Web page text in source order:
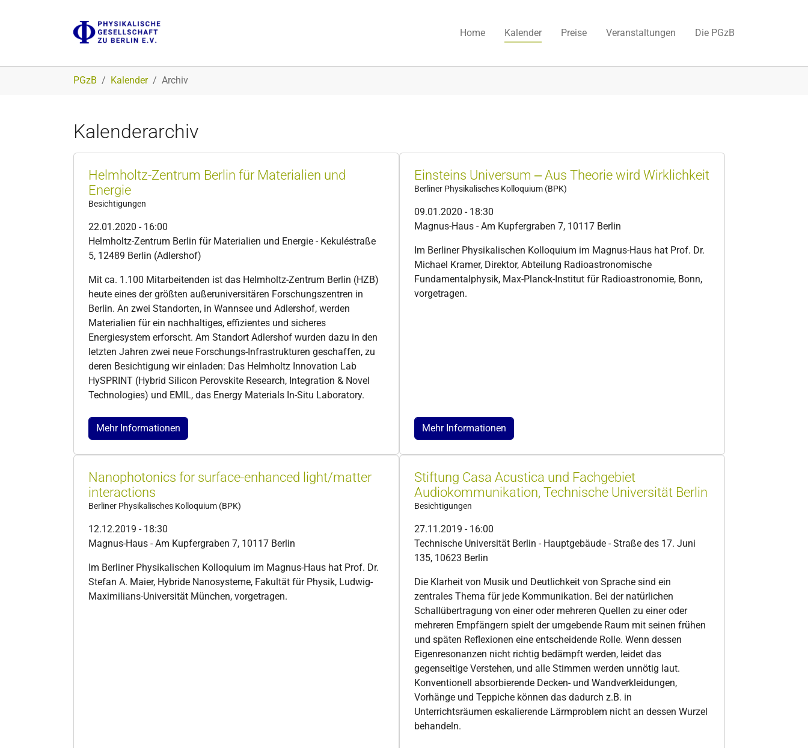
Home Kalender Preise Veranstaltungen Die PGzB
PGzB Kalender Archiv
Kalenderarchiv
Helmholtz-Zentrum Berlin für Materialien und
Energie
Besichtigungen
22.01.2020 - 16:00
Helmholtz-Zentrum Berlin für Materialien und Energie - Kekuléstraße
5, 12489 Berlin (Adlershof)
Mit ca. 1.100 Mitarbeitenden ist das Helmholtz-Zentrum Berlin (HZB)
heute eines der größten außeruniversitären Forschungszentren in
Berlin. An zwei Standorten, in Wannsee und Adlershof, werden
Materialien für ein nachhaltiges, effizientes und sicheres
Energiesystem erforscht. Am Standort Adlershof wurden dazu in den
letzten Jahren zwei neue Forschungs-Infrastrukturen geschaffen, zu
deren Besichtigung wir einladen: Das Helmholtz Innovation Lab
HySPRINT (Hybrid Silicon Perovskite Research, Integration & Novel
Technologies) und EMIL, das Energy Materials In-Situ Laboratory.
Mehr Informationen
Einsteins Universum ‒ Aus Theorie wird Wirklichkeit
Berliner Physikalisches Kolloquium (BPK)
09.01.2020 - 18:30
Magnus-Haus - Am Kupfergraben 7, 10117 Berlin
Im Berliner Physikalischen Kolloquium im Magnus-Haus hat Prof. Dr.
Michael Kramer, Direktor, Abteilung Radioastronomische
Fundamentalphysik, Max-Planck-Institut für Radioastronomie, Bonn,
vorgetragen.
Mehr Informationen
Nanophotonics for surface-enhanced light/matter
interactions
Berliner Physikalisches Kolloquium (BPK)
12.12.2019 - 18:30
Magnus-Haus - Am Kupfergraben 7, 10117 Berlin
Im Berliner Physikalischen Kolloquium im Magnus-Haus hat Prof. Dr.
Stefan A. Maier, Hybride Nanosysteme, Fakultät für Physik, Ludwig-
Maximilians-Universität München, vorgetragen.
Stiftung Casa Acustica und Fachgebiet
Audiokommunikation, Technische Universität Berlin
Besichtigungen
27.11.2019 - 16:00
Technische Universität Berlin - Hauptgebäude - Straße des 17. Juni
135, 10623 Berlin
Die Klarheit von Musik und Deutlichkeit von Sprache sind ein
zentrales Thema für jede Kommunikation. Bei der natürlichen
Schallübertragung von einer oder mehreren Quellen zu einer oder
mehreren Empfängern spielt der umgebende Raum mit seinen frühen
und späten Reflexionen eine entscheidende Rolle. Wenn dessen
Eigenresonanzen nicht richtig bedämpft werden, leidet das
gegenseitige Verstehen, und alle Stimmen werden unnötig laut.
Konventionell absorbierende Decken- und Wandverkleidungen,
Vorhänge und Teppiche können das dadurch z.B. in
Unterrichtsräumen eskalierende Lärmproblem nicht an dessen Wurzel
behandeln.